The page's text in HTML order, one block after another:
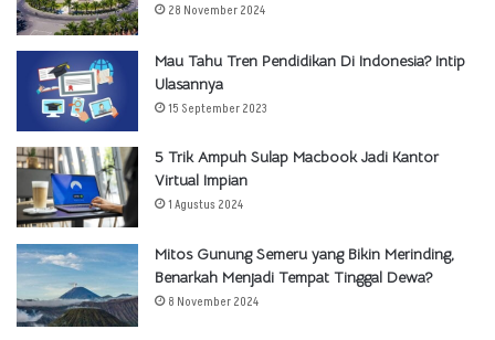
28 November 2024
Mau Tahu Tren Pendidikan Di Indonesia? Intip
Ulasannya
15 September 2023
5 Trik Ampuh Sulap Macbook Jadi Kantor
Virtual Impian
1 Agustus 2024
Mitos Gunung Semeru yang Bikin Merinding,
Benarkah Menjadi Tempat Tinggal Dewa?
8 November 2024